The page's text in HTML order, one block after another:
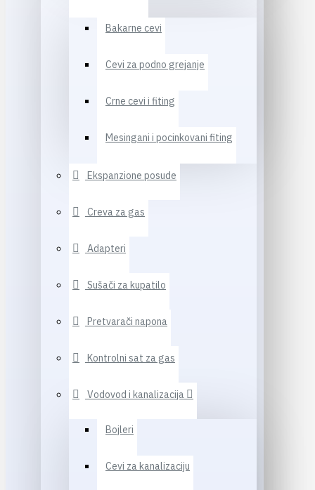
Bakarne cevi
Cevi za podno grejanje
Crne cevi i fiting
Mesingani i pocinkovani fiting
Ekspanzione posude
Creva za gas
Adapteri
Sušači za kupatilo
Pretvarači napona
Kontrolni sat za gas
Vodovod i kanalizacija
Bojleri
Cevi za kanalizaciju